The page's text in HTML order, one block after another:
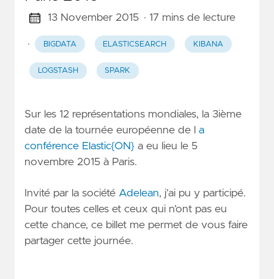
13 November 2015 · 17 mins de lecture
· BIGDATA ELASTICSEARCH KIBANA
LOGSTASH SPARK
Sur les 12 représentations mondiales, la 3ième
date de la tournée européenne de l a
conférence Elastic{ON} a eu lieu le 5
novembre 2015 à Paris.
Invité par la société Adelean, j’ai pu y participé.
Pour toutes celles et ceux qui n’ont pas eu
cette chance, ce billet me permet de vous faire
partager cette journée.